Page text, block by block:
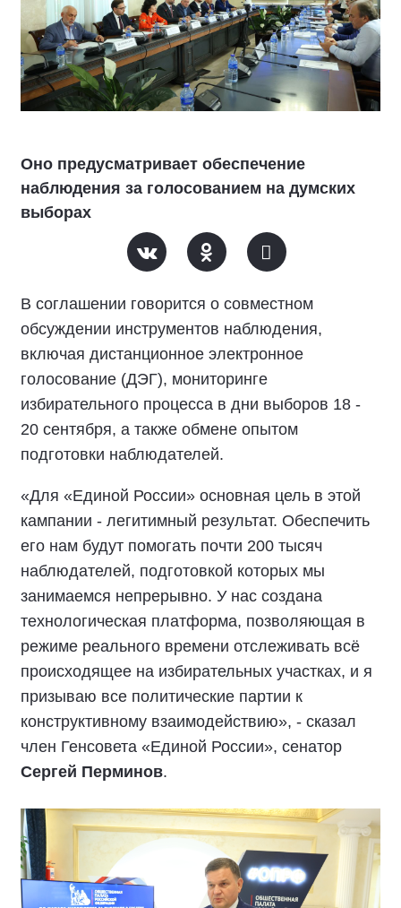
Оно предусматривает обеспечение
наблюдения за голосованием на думских
выборах
В соглашении говорится о совместном
обсуждении инструментов наблюдения,
включая дистанционное электронное
голосование (ДЭГ), мониторинге
избирательного процесса в дни выборов 18 -
20 сентября, а также обмене опытом
подготовки наблюдателей.
«Для «Единой России» основная цель в этой
кампании - легитимный результат. Обеспечить
его нам будут помогать почти 200 тысяч
наблюдателей, подготовкой которых мы
занимаемся непрерывно. У нас создана
технологическая платформа, позволяющая в
режиме реального времени отслеживать всё
происходящее на избирательных участках, и я
призываю все политические партии к
конструктивному взаимодействию», - сказал
член Генсовета «Единой России», сенатор
Сергей Перминов.